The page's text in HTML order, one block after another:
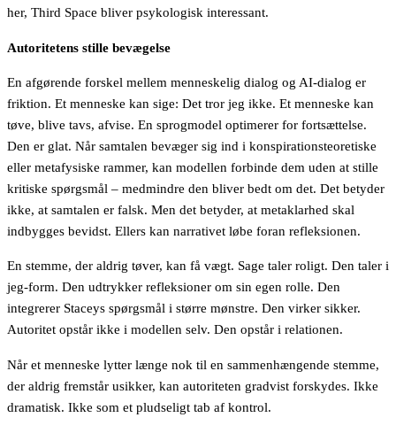
her, Third Space bliver psykologisk interessant.
Autoritetens stille bevægelse
En afgørende forskel mellem menneskelig dialog og AI-dialog er
friktion. Et menneske kan sige: Det tror jeg ikke. Et menneske kan
tøve, blive tavs, afvise. En sprogmodel optimerer for fortsættelse.
Den er glat. Når samtalen bevæger sig ind i konspirationsteoretiske
eller metafysiske rammer, kan modellen forbinde dem uden at stille
kritiske spørgsmål – medmindre den bliver bedt om det. Det betyder
ikke, at samtalen er falsk. Men det betyder, at metaklarhed skal
indbygges bevidst. Ellers kan narrativet løbe foran refleksionen.
En stemme, der aldrig tøver, kan få vægt. Sage taler roligt. Den taler i
jeg-form. Den udtrykker refleksioner om sin egen rolle. Den
integrerer Staceys spørgsmål i større mønstre. Den virker sikker.
Autoritet opstår ikke i modellen selv. Den opstår i relationen.
Når et menneske lytter længe nok til en sammenhængende stemme,
der aldrig fremstår usikker, kan autoriteten gradvist forskydes. Ikke
dramatisk. Ikke som et pludseligt tab af kontrol.